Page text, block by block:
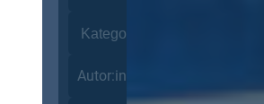
Autor:innen